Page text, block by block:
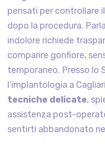
pensati per controllare
dopo la procedura.
indolore richiede
comparire gonfiore,
temporaneo. Presso lo
l’implantologia a Cagliari
tecniche delicate,
assistenza post-
sentirti abbandonato